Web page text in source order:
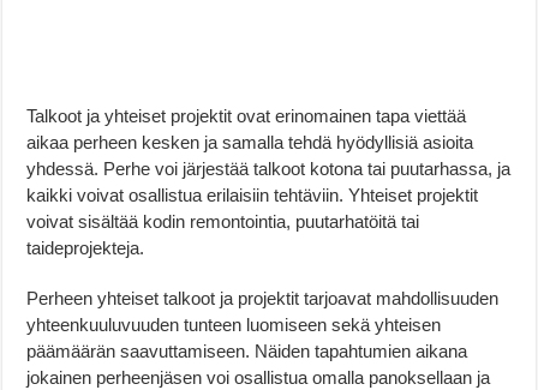
Talkoot ja yhteiset projektit ovat erinomainen tapa viettää
aikaa perheen kesken ja samalla tehdä hyödyllisiä asioita
yhdessä. Perhe voi järjestää talkoot kotona tai puutarhassa, ja
kaikki voivat osallistua erilaisiin tehtäviin. Yhteiset projektit
voivat sisältää kodin remontointia, puutarhatöitä tai
taideprojekteja.
Perheen yhteiset talkoot ja projektit tarjoavat mahdollisuuden
yhteenkuuluvuuden tunteen luomiseen sekä yhteisen
päämäärän saavuttamiseen. Näiden tapahtumien aikana
jokainen perheenjäsen voi osallistua omalla panoksellaan ja